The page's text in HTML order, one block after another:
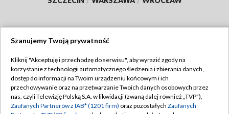
TVP
Abonament TVP
Emisja w TVP
Regulamin TVP
Polityka prywatności
Szanujemy Twoją prywatność
Kliknij "Akceptuję i przechodzę do serwisu", aby wyrazić zgody na
korzystanie z technologii automatycznego śledzenia i zbierania danych,
dostęp do informacji na Twoim urządzeniu końcowym i ich
przechowywanie oraz na przetwarzanie Twoich danych osobowych przez
nas, czyli Telewizję Polską S.A. w likwidacji (zwaną dalej również „TVP”),
Zaufanych Partnerów z IAB* (1201 firm) oraz pozostałych Zaufanych